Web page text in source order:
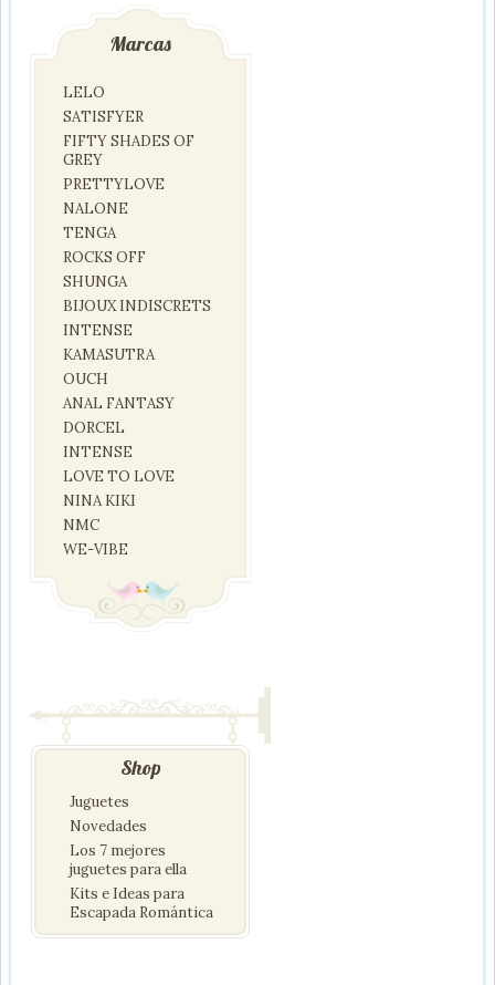
Marcas
LELO
SATISFYER
FIFTY SHADES OF
GREY
PRETTYLOVE
NALONE
TENGA
ROCKS OFF
SHUNGA
BIJOUX INDISCRETS
INTENSE
KAMASUTRA
OUCH
ANAL FANTASY
DORCEL
INTENSE
LOVE TO LOVE
NINA KIKI
NMC
WE-VIBE
Shop
Juguetes
Novedades
Los 7 mejores
juguetes para ella
Kits e Ideas para
Escapada Romántica